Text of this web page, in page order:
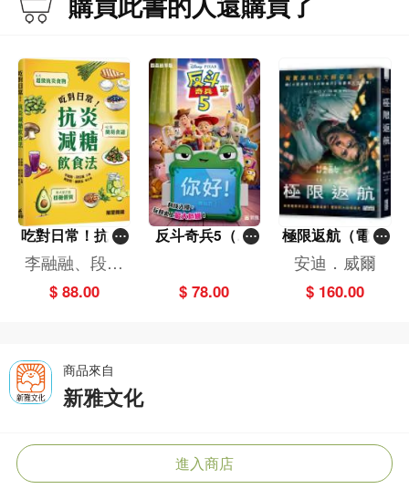
吃對日常！抗炎
減糖飲食法
李融融、段佳
麗,黃梨煜、顧
凱辰
$ 88.00
反斗奇兵5（圖
$ 78.00
極限返航（電影
書衣典藏版）
（獨家收錄作者
訪談）
安迪．威爾
$ 160.00
商品來自
新雅文化
進入商店